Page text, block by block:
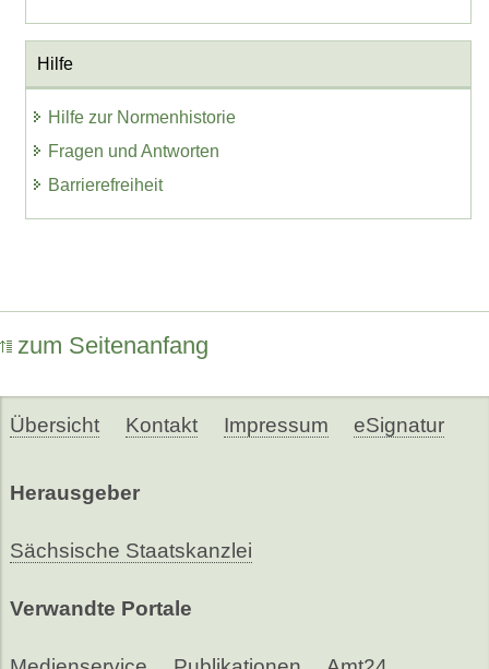
Hilfe
Hilfe zur Normenhistorie
Fragen und Antworten
Barrierefreiheit
zum Seitenanfang
Übersicht Kontakt Impressum eSignatur
Herausgeber
Sächsische Staatskanzlei
Verwandte Portale